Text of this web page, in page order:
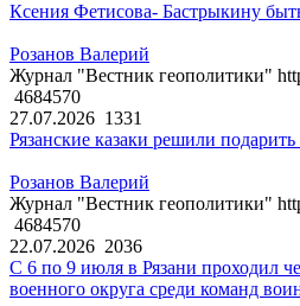
Ксения Фетисова- Бастрыкину
Розанов Валерий
Журнал "Вестник геополитики"
4684570
27.07.2026 1331
Рязанские казаки решили
Розанов Валерий
Журнал "Вестник геополитики"
4684570
22.07.2026 2036
С 6 по 9 июля в Рязани проходил
военного округа среди команд